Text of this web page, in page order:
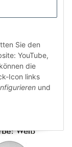
Sie den
YouTube,
die
Icon links
und